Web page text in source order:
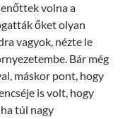
volna a
őket olyan
vagyok, nézte le
Bár még
máskor pont, hogy
is volt, hogy
túl nagy